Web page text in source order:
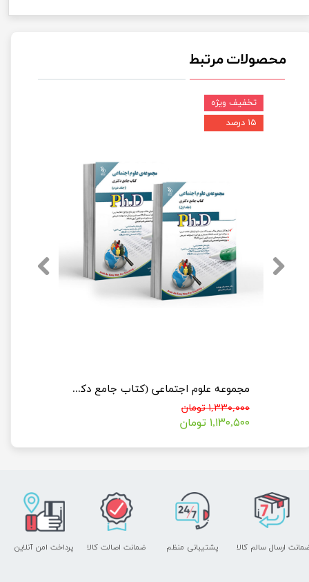
محصولات مرتبط
مجموعه علوم اجتماعی (کتاب جامع دکتری)
۱,۳۳۰,۰۰۰ تومان
۱,۱۳۰,۵۰۰ تومان
تخفیف ویژه
۱۵ درصد
پشتیبانی منظم پرداخت امن آنلاین ارسال سالم کالا ضمانت اصالت کالا